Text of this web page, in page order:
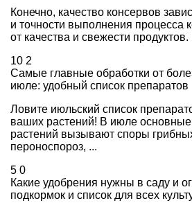
Конечно, качество консервов
и точности выполнения процесса
от качества и свежести
10 2
Самые главные обработки от
июле: удобный список препаратов
Ловите июльский список
ваших растений! В июле
растений вызывают споры
пероноспороз, ...
5 0
Какие удобрения нужны в саду и
подкормок и список для всех